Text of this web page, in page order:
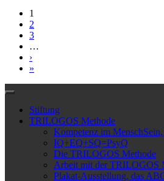
1
2
3
…
›
»
Stiftung
TRILOGOS Methode
Kompetenz im
IQ+EQ+SQ=PsyQ
Die TRILOGOS Methode
Arbeit mit der TRILOGOS
Plakat-Ausstellung, das